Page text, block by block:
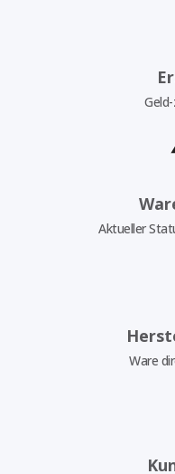
Aktueller
Ware